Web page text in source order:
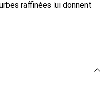
raffinées lui donnent
Reconnaît à
pour une clientèle